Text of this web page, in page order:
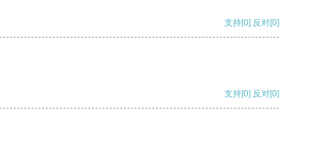
支持[0] 反对[0]
支持[0] 反对[0]